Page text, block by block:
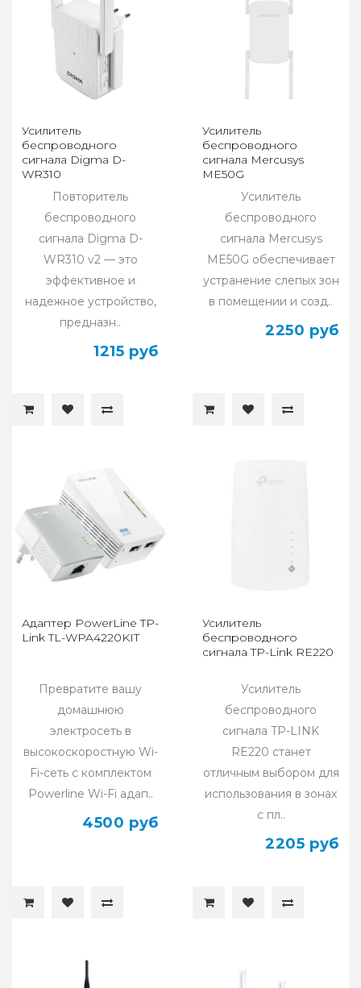
Усилитель
беспроводного
сигнала Digma D-
WR310
Повторитель
беспроводного
сигнала Digma D-
WR310 v2 — это
эффективное и
надежное устройство,
предназн..
1215 руб
Усилитель
беспроводного
сигнала Mercusys
ME50G
Усилитель
беспроводного
сигнала Mercusys
ME50G обеспечивает
устранение слепых зон
в помещении и созд..
2250 руб
Адаптер PowerLine TP-
Link TL-WPA4220KIT
Превратите вашу
домашнюю
электросеть в
высокоскоростную Wi-
Fi-сеть с комплектом
Powerline Wi-Fi адап..
4500 руб
Усилитель
беспроводного
сигнала TP-Link RE220
Усилитель
беспроводного
сигнала TP-LINK
RE220 станет
отличным выбором для
использования в зонах
с пл..
2205 руб